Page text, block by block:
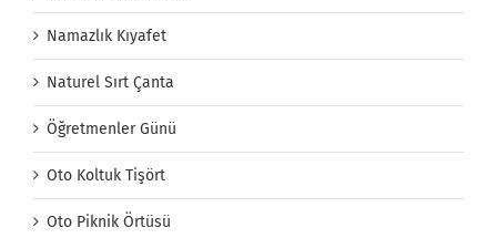
Namazlık Kıyafet
Naturel Sırt Çanta
Öğretmenler Günü
Oto Koltuk Tişört
Oto Piknik Örtüsü